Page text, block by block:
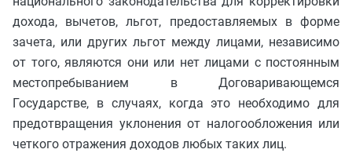
дохода, вычетов, льгот, предоставляемых в форме
зачета, или других льгот между лицами, независимо
от того, являются они или нет лицами с постоянным
местопребыванием в Договаривающемся
Государстве, в случаях, когда это необходимо для
предотвращения уклонения от налогообложения или
четкого отражения доходов любых таких лиц.